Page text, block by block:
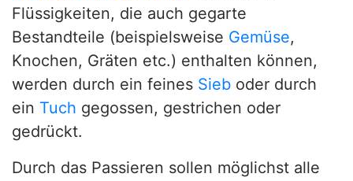
Flüssigkeiten, die auch gegarte
Bestandteile (beispielsweise Gemüse,
Knochen, Gräten etc.) enthalten können,
werden durch ein feines Sieb oder durch
ein Tuch gegossen, gestrichen oder
gedrückt.
Durch das Passieren sollen möglichst alle